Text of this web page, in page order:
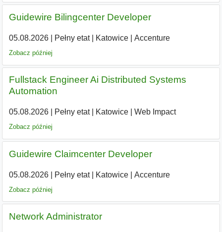
Guidewire Bilingcenter Developer
05.08.2026| Pełny etat| Katowice| Accenture
Zobacz później
Fullstack Engineer Ai Distributed Systems
Automation
05.08.2026| Pełny etat| Katowice| Web Impact
Zobacz później
Guidewire Claimcenter Developer
05.08.2026| Pełny etat| Katowice| Accenture
Zobacz później
Network Administrator